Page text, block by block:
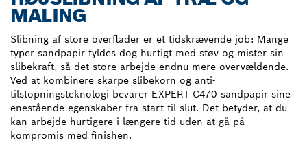
MALING
Slibning af store overflader er et tidskrævende job: Mange
typer sandpapir fyldes dog hurtigt med støv og mister sin
slibekraft, så det store arbejde endnu mere overvældende.
Ved at kombinere skarpe slibekorn og anti-
tilstopningsteknologi bevarer EXPERT C470 sandpapir sine
enestående egenskaber fra start til slut. Det betyder, at du
kan arbejde hurtigere i længere tid uden at gå på
kompromis med finishen.